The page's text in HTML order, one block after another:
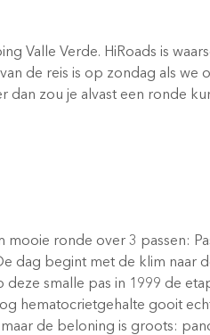
Valle Verde. HiRoads is
de reis is op zondag als we
dan zou je alvast een ronde
ronde over 3 passen:
dag begint met de klim naar
deze smalle pas in 1999 de
hematocrietgehalte gooit
de beloning is groots: